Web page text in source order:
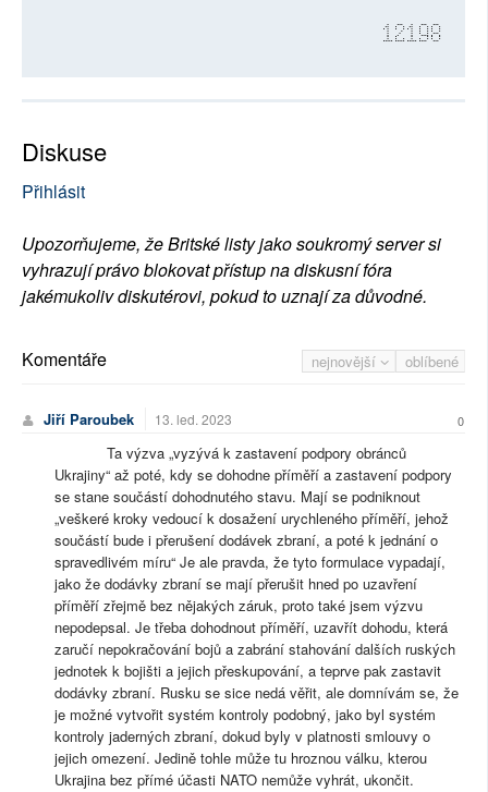
12198
Diskuse
Přihlásit
Upozorňujeme, že Britské listy jako soukromý server si
vyhrazují právo blokovat přístup na diskusní fóra
jakémukoliv diskutérovi, pokud to uznají za důvodné.
nejnovější oblíbené
Komentáře
Jiří Paroubek 13. led. 2023 0
Ta výzva „vyzývá k zastavení podpory obránců
Ukrajiny“ až poté, kdy se dohodne příměří a zastavení podpory
se stane součástí dohodnutého stavu. Mají se podniknout
„veškeré kroky vedoucí k dosažení urychleného příměří, jehož
součástí bude i přerušení dodávek zbraní, a poté k jednání o
spravedlivém míru“ Je ale pravda, že tyto formulace vypadají,
jako že dodávky zbraní se mají přerušit hned po uzavření
příměří zřejmě bez nějakých záruk, proto také jsem výzvu
nepodepsal. Je třeba dohodnout příměří, uzavřít dohodu, která
zaručí nepokračování bojů a zabrání stahování dalších ruských
jednotek k bojišti a jejich přeskupování, a teprve pak zastavit
dodávky zbraní. Rusku se sice nedá věřit, ale domnívám se, že
je možné vytvořit systém kontroly podobný, jako byl systém
kontroly jaderných zbraní, dokud byly v platnosti smlouvy o
jejich omezení. Jedině tohle může tu hroznou válku, kterou
Ukrajina bez přímé účasti NATO nemůže vyhrát, ukončit.